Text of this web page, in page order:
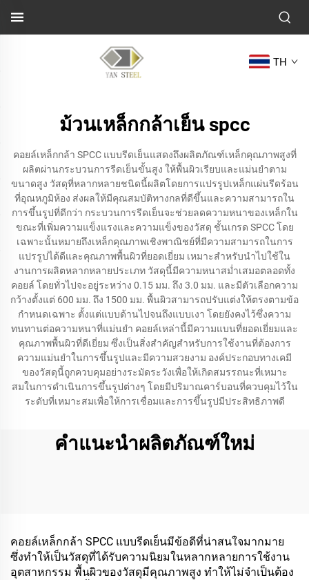
TH
ม้วนเหล็กกล้าเย็น spcc
คอยล์เหล็กกล้า SPCC แบบรีดเย็นแสดงถึงผลิตภัณฑ์เหล็กคุณภาพสูงที่
ผลิตผ่านกระบวนการรีดเย็นขั้นสูง ให้พื้นผิวเรียบและแม่นยำตาม
ขนาดสูง วัสดุที่หลากหลายชนิดนี้ผลิตโดยการแปรรูปเหล็กแผ่นรีดร้อน
ที่อุณหภูมิห้อง ส่งผลให้มีคุณสมบัติทางกลที่ดีขึ้นและความสามารถใน
การขึ้นรูปที่ดีกว่า กระบวนการรีดเย็นจะช่วยลดความหนาของเหล็กใน
ขณะที่เพิ่มความแข็งแรงและความแข็งของวัสดุ ชั้นเกรด SPCC โดย
เฉพาะนั้นหมายถึงเหล็กคุณภาพเชิงพาณิชย์ที่มีความสามารถในการ
แปรรูปได้ดีและคุณภาพพื้นผิวที่ยอดเยี่ยม เหมาะสำหรับนำไปใช้ใน
งานการผลิตหลากหลายประเภท วัสดุนี้มีความหนาสม่ำเสมอตลอดทั้ง
คอยล์ โดยทั่วไปจะอยู่ระหว่าง 0.15 มม. ถึง 3.0 มม. และมีตัวเลือกความ
กว้างตั้งแต่ 600 มม. ถึง 1500 มม. พื้นผิวสามารถปรับแต่งให้ตรงตามข้อ
กำหนดเฉพาะ ตั้งแต่แบบด้านไปจนถึงแบบเงา โดยยังคงไว้ซึ่งความ
ทนทานต่อความหนาที่แม่นยำ คอยล์เหล่านี้มีความแบนที่ยอดเยี่ยมและ
คุณภาพพื้นผิวที่ดีเยี่ยม ซึ่งเป็นสิ่งสำคัญสำหรับการใช้งานที่ต้องการ
ความแม่นยำในการขึ้นรูปและมีความสวยงาม องค์ประกอบทางเคมี
ของวัสดุนี้ถูกควบคุมอย่างระมัดระวังเพื่อให้เกิดสมรรถนะที่เหมาะ
สมในการดำเนินการขึ้นรูปต่างๆ โดยมีปริมาณคาร์บอนที่ควบคุมไว้ใน
ระดับที่เหมาะสมเพื่อให้การเชื่อมและการขึ้นรูปมีประสิทธิภาพดี
คำแนะนำผลิตภัณฑ์ใหม่
คอยล์เหล็กกล้า SPCC แบบรีดเย็นมีข้อดีที่น่าสนใจมากมาย
ซึ่งทำให้เป็นวัสดุที่ได้รับความนิยมในหลากหลายการใช้งาน
อุตสาหกรรม พื้นผิวของวัสดุมีคุณภาพสูง ทำให้ไม่จำเป็นต้อง